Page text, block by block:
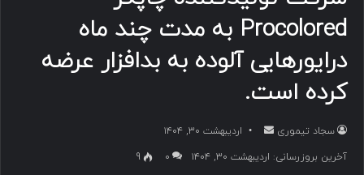
Procolored به مدت چند ماه
درایورهایی آلوده به بدافزار عرضه
کرده است.
سجاد تیموری
اردیبهشت ۳۰, ۱۴۰۴
آخرین بروزرسانی: اردیبهشت ۳۰, ۱۴۰۴
۰
9